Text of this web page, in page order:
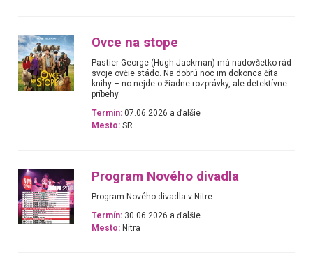
Ovce na stope
Pastier George (Hugh Jackman) má nadovšetko rád
svoje ovčie stádo. Na dobrú noc im dokonca číta
knihy – no nejde o žiadne rozprávky, ale detektívne
príbehy.
Termín: 07.06.2026 a ďalšie
Mesto: SR
Program Nového divadla
Program Nového divadla v Nitre.
Termín: 30.06.2026 a ďalšie
Mesto: Nitra